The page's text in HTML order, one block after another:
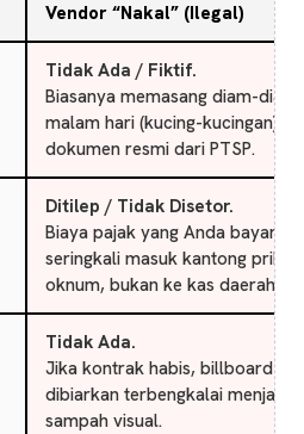
Vendor “Nakal” (Ilegal)
Tidak Ada / Fiktif.
Biasanya memasang diam-diam
malam hari (kucing-kucingan)
dokumen resmi dari PTSP.
Ditilep / Tidak Disetor.
Biaya pajak yang Anda bayar
seringkali masuk kantong
oknum, bukan ke kas daerah.
Tidak Ada.
Jika kontrak habis, billboard
dibiarkan terbengkalai menjadi
sampah visual.